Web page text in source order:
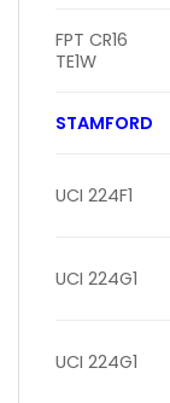
FPT CR16
TE1W
STAMFORD
UCI 224F1
UCI 224G1
UCI 224G1